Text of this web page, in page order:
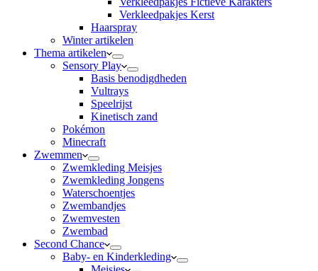
Verkleedpakjes Kerst
Haarspray
Winter artikelen
Thema artikelen
Sensory Play
Basis benodigdheden
Vultrays
Speelrijst
Kinetisch zand
Pokémon
Minecraft
Zwemmen
Zwemkleding Meisjes
Zwemkleding Jongens
Waterschoentjes
Zwembandjes
Zwemvesten
Zwembad
Second Chance
Baby- en Kinderkleding